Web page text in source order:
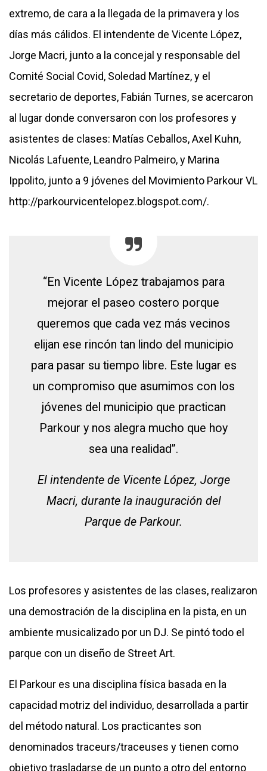
extremo, de cara a la llegada de la primavera y los
días más cálidos. El intendente de Vicente López,
Jorge Macri, junto a la concejal y responsable del
Comité Social Covid, Soledad Martínez, y el
secretario de deportes, Fabián Turnes, se acercaron
al lugar donde conversaron con los profesores y
asistentes de clases: Matías Ceballos, Axel Kuhn,
Nicolás Lafuente, Leandro Palmeiro, y Marina
Ippolito, junto a 9 jóvenes del Movimiento Parkour VL
http://parkourvicentelopez.blogspot.com/.
“En Vicente López trabajamos para
mejorar el paseo costero porque
queremos que cada vez más vecinos
elijan ese rincón tan lindo del municipio
para pasar su tiempo libre. Este lugar es
un compromiso que asumimos con los
jóvenes del municipio que practican
Parkour y nos alegra mucho que hoy
sea una realidad”.
El intendente de Vicente López, Jorge
Macri, durante la inauguración del
Parque de Parkour.
Los profesores y asistentes de las clases, realizaron
una demostración de la disciplina en la pista, en un
ambiente musicalizado por un DJ. Se pintó todo el
parque con un diseño de Street Art.
El Parkour es una disciplina física basada en la
capacidad motriz del individuo, desarrollada a partir
del método natural. Los practicantes son
denominados traceurs/traceuses y tienen como
objetivo trasladarse de un punto a otro del entorno